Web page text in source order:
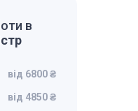
в
від 6800 ₴
від 4850 ₴